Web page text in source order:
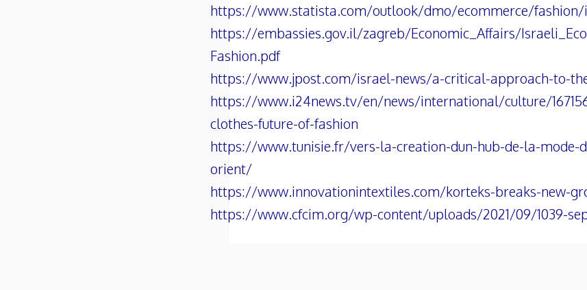
https://www.statista.com/outlook/dmo/ecommerce/fashion/
https://embassies.gov.il/zagreb/Economic_Affairs/
Fashion.pdf
https://www.jpost.com/israel-news/a-critical-approach-to-
https://www.i24news.tv/en/news/international/culture/
clothes-future-of-fashion
https://www.tunisie.fr/vers-la-creation-dun-hub-de-la-mode-
orient/
https://www.innovationintextiles.com/korteks-breaks-new-
https://www.cfcim.org/wp-content/uploads/2021/09/1039-